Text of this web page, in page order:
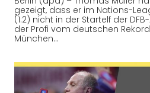
gezeigt, dass er im Nations-
(1:2) nicht in der Startelf der
der Profi vom deutschen
München…